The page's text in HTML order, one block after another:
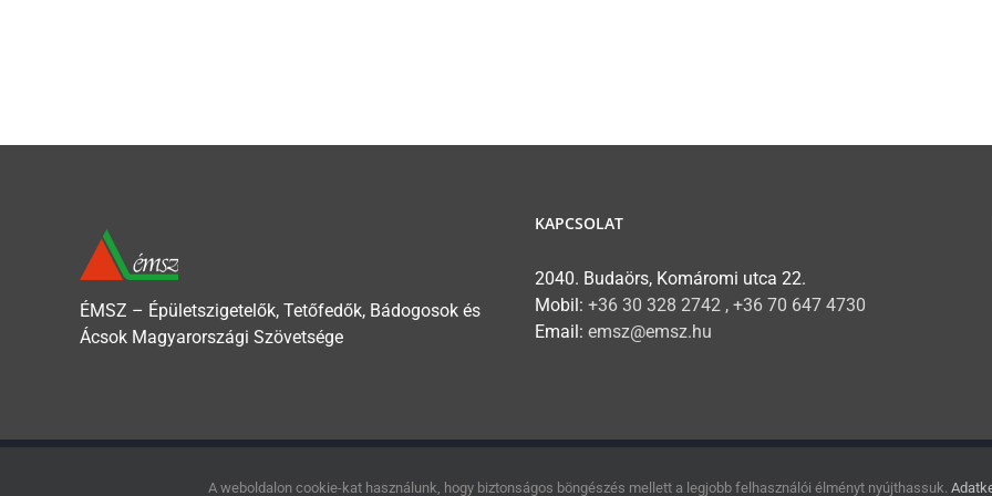
ÉMSZ – Épületszigetelők, Tetőfedők, Bádogosok és
Ácsok Magyarországi Szövetsége
KAPCSOLAT
2040. Budaörs, Komáromi utca 22.
Mobil: +36 30 328 2742 , +36 70 647 4730
Email: emsz@emsz.hu
A weboldalon cookie-kat használunk, hogy biztonságos böngészés mellett a legjobb felhasználói élményt nyújthassuk.